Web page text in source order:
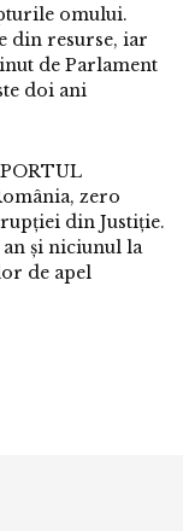
omului.
din resurse, iar
de Parlament
doi ani
zero
din Justiție.
și niciunul la
de apel